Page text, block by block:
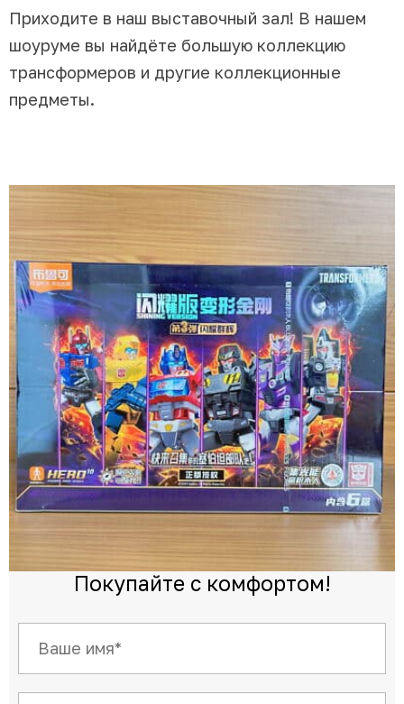
Приходите в наш выставочный зал! В нашем
шоуруме вы найдёте большую коллекцию
трансформеров и другие коллекционные
предметы.
Покупайте с комфортом!